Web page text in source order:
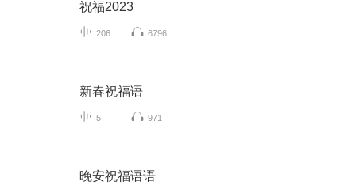
祝福2023
206 6796
新春祝福语
5 971
晚安祝福语语